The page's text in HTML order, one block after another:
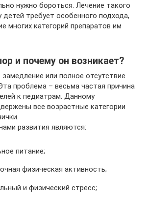
нужно бороться. Лечение такого
детей требует особенного подхода,
многих категорий препаратов им
и почему он возникает?
или полное отсутствие
проблема – весьма частая причина
к педиатрам. Данному
все возрастные категории
развития являются:
питание;
физическая активность;
и физический стресс;